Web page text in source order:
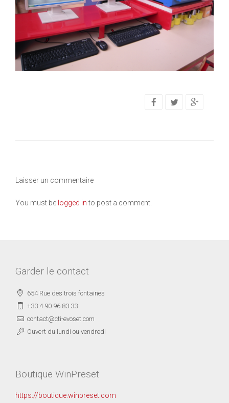
Laisser un commentaire
You must be logged into post a comment.
Garder le contact
654 Rue des trois fontaines
+33 4 90 96 83 33
contact@cti-evoset.com
Ouvert du lundi ou vendredi
Boutique WinPreset
https://boutique.winpreset.com